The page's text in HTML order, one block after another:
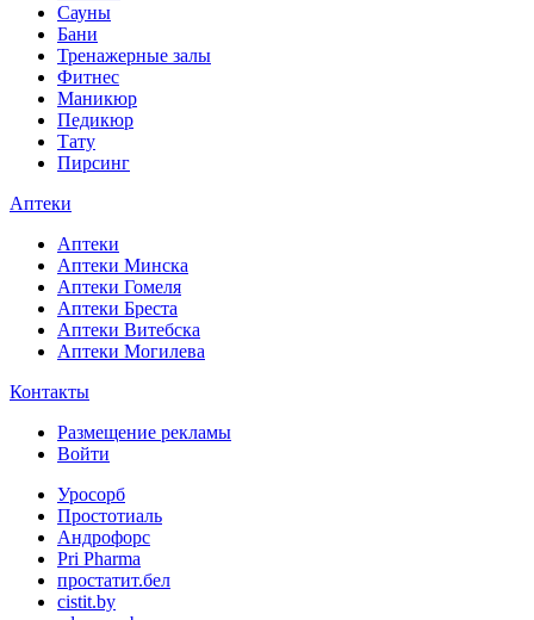
Сауны
Бани
Тренажерные залы
Фитнес
Маникюр
Педикюр
Тату
Пирсинг
Аптеки
Аптеки
Аптеки Минска
Аптеки Гомеля
Аптеки Бреста
Аптеки Витебска
Аптеки Могилева
Контакты
Размещение рекламы
Войти
Уросорб
Простотиаль
Андрофорс
Pri Pharma
простатит.бел
cistit.by